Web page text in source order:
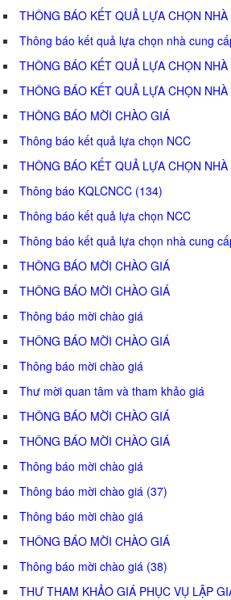
THÔNG BÁO KẾT QUẢ LỰA CHỌN
Thông báo kết quả lựa chọn nhà cung
THÔNG BÁO KẾT QUẢ LỰA CHỌN
THÔNG BÁO KẾT QUẢ LỰA CHỌN
THÔNG BÁO MỜI CHÀO GIÁ
Thông báo kết quả lựa chọn NCC
THÔNG BÁO KẾT QUẢ LỰA CHỌN
Thông báo KQLCNCC (134)
Thông báo kết quả lựa chọn NCC
Thông báo kết quả lựa chọn nhà cung
THÔNG BÁO MỜI CHÀO GIÁ
THÔNG BÁO MỜI CHÀO GIÁ
Thông báo mời chào giá
THÔNG BÁO MỜI CHÀO GIÁ
Thông báo mời chào giá
Thư mời quan tâm và tham khảo giá
THÔNG BÁO MỜI CHÀO GIÁ
THÔNG BÁO MỜI CHÀO GIÁ
Thông báo mời chào giá
Thông báo mời chào giá (37)
Thông báo mời chào giá
THÔNG BÁO MỜI CHÀO GIÁ
Thông báo mời chào giá (38)
THƯ THAM KHẢO GIÁ PHỤC VỤ LẬP